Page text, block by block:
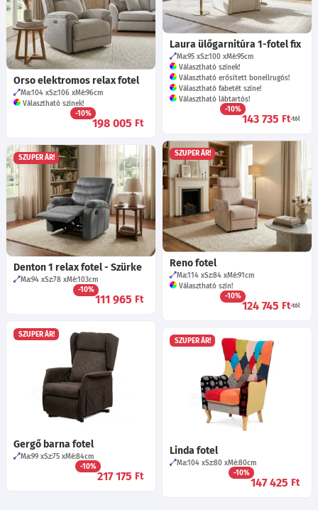
Laura ülőgarnitúra 1-fotel fix
Ma:95 Sz:100 Mé:95cm
Választható színek!
Választható erősített bonellrugós!
Választható fabetét színe!
Választható lábtartós!
-10%
143 735 Ft-tól
Orso elektromos relax fotel
Ma:104 Sz:106 Mé:96cm
Választható színek!
-10%
198 005 Ft
SZUPER ÁR!
Reno fotel
Ma:114 Sz:84 Mé:91cm
Választható szín!
-10%
124 745 Ft-tól
SZUPER ÁR!
Denton 1 relax fotel - Szürke
Ma:94 Sz:78 Mé:103cm
-10%
111 965 Ft
SZUPER ÁR!
Gergő barna fotel
Ma:99 Sz:75 Mé:84cm
-10%
217 175 Ft
SZUPER ÁR!
Linda fotel
Ma:104 Sz:80 Mé:80cm
-10%
147 425 Ft